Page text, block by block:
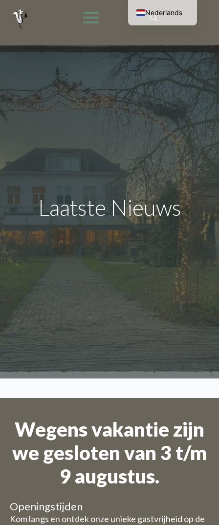
Laatste Nieuws
Wegens vakantie zijn
we gesloten van 3 t/m
9 augustus.
Openingstijden
Kom langs en ontdek onze unieke gastvrijheid op de
Wij zijn op vakantie
Bestellingen zijn niet mogelijk
voor de periode 27 juli t/m 11
augustus.
Nederlands
English (UK)
Deutsch